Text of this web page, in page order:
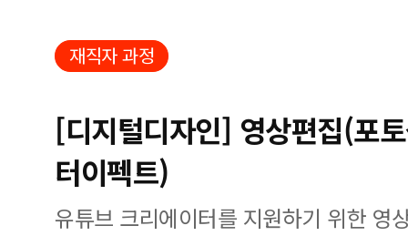
재직자 과정
[디지털디자인] 영상편집(포
터이펙트)
유튜브 크리에이터를 지원하기 위한 영